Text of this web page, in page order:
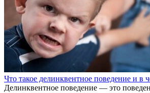
Что такое делинквентное поведение и в
Делинквентное поведение — это